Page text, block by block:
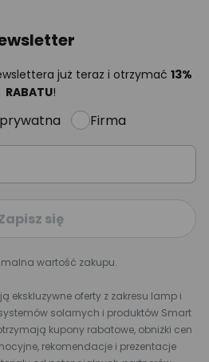
już teraz i otrzymać 13%
RABATU!
Firma
się
wartość zakupu.
ekskluzywne oferty z zakresu lamp i
solarnych i produktów Smart
kupony rabatowe, obniżki cen
rekomendacje i prezentacje